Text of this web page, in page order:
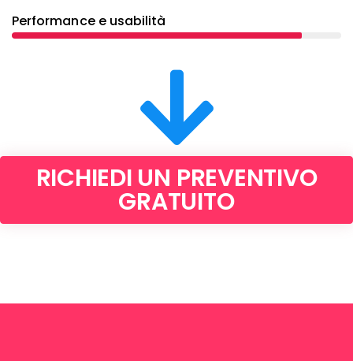
Performance e usabilità
RICHIEDI UN PREVENTIVO
GRATUITO